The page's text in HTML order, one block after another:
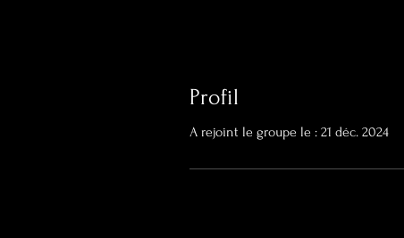
Profil
A rejoint le groupe le : 21 déc. 2024